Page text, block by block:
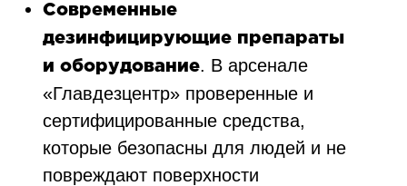
Современные
дезинфицирующие препараты
и оборудование. В арсенале
«Главдезцентр» проверенные и
сертифицированные средства,
которые безопасны для людей и не
повреждают поверхности